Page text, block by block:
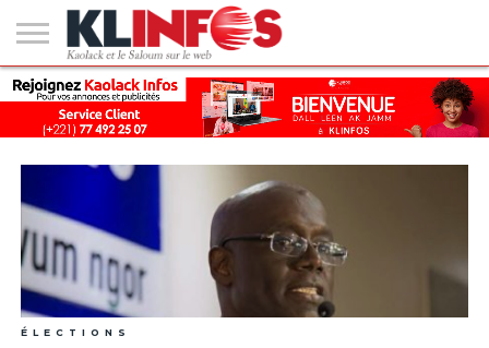
#2
(PAS
DE
TITRE)
KAOLACK
POLITIQUE
ECONOMIE
SOCIÉTÉ
CULTURE
PEOPLE
SPORT
SANTÉ
AFRIQUE
INTERNATIONAL
EMPLOI &
FORMATION
ÉLECTIONS